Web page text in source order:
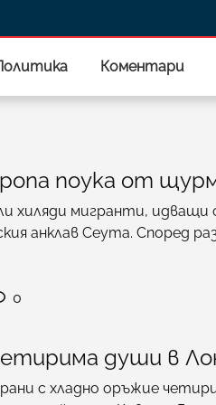
Коментари
поука от
хиляди мигранти,
анклав Сеута. Според
0
души в
с хладно оръжие